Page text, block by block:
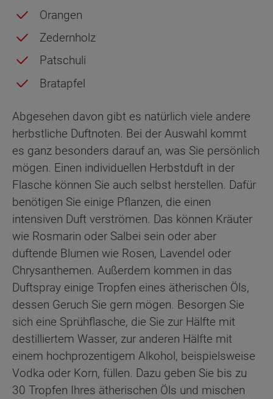
Orangen
Zedernholz
Patschuli
Bratapfel
Abgesehen davon gibt es natürlich viele andere
herbstliche Duftnoten. Bei der Auswahl kommt
es ganz besonders darauf an, was Sie persönlich
mögen. Einen individuellen Herbstduft in der
Flasche können Sie auch selbst herstellen. Dafür
benötigen Sie einige Pflanzen, die einen
intensiven Duft verströmen. Das können Kräuter
wie Rosmarin oder Salbei sein oder aber
duftende Blumen wie Rosen, Lavendel oder
Chrysanthemen. Außerdem kommen in das
Duftspray einige Tropfen eines ätherischen Öls,
dessen Geruch Sie gern mögen. Besorgen Sie
sich eine Sprühflasche, die Sie zur Hälfte mit
destilliertem Wasser, zur anderen Hälfte mit
einem hochprozentigem Alkohol, beispielsweise
Vodka oder Korn, füllen. Dazu geben Sie bis zu
30 Tropfen Ihres ätherischen Öls und mischen